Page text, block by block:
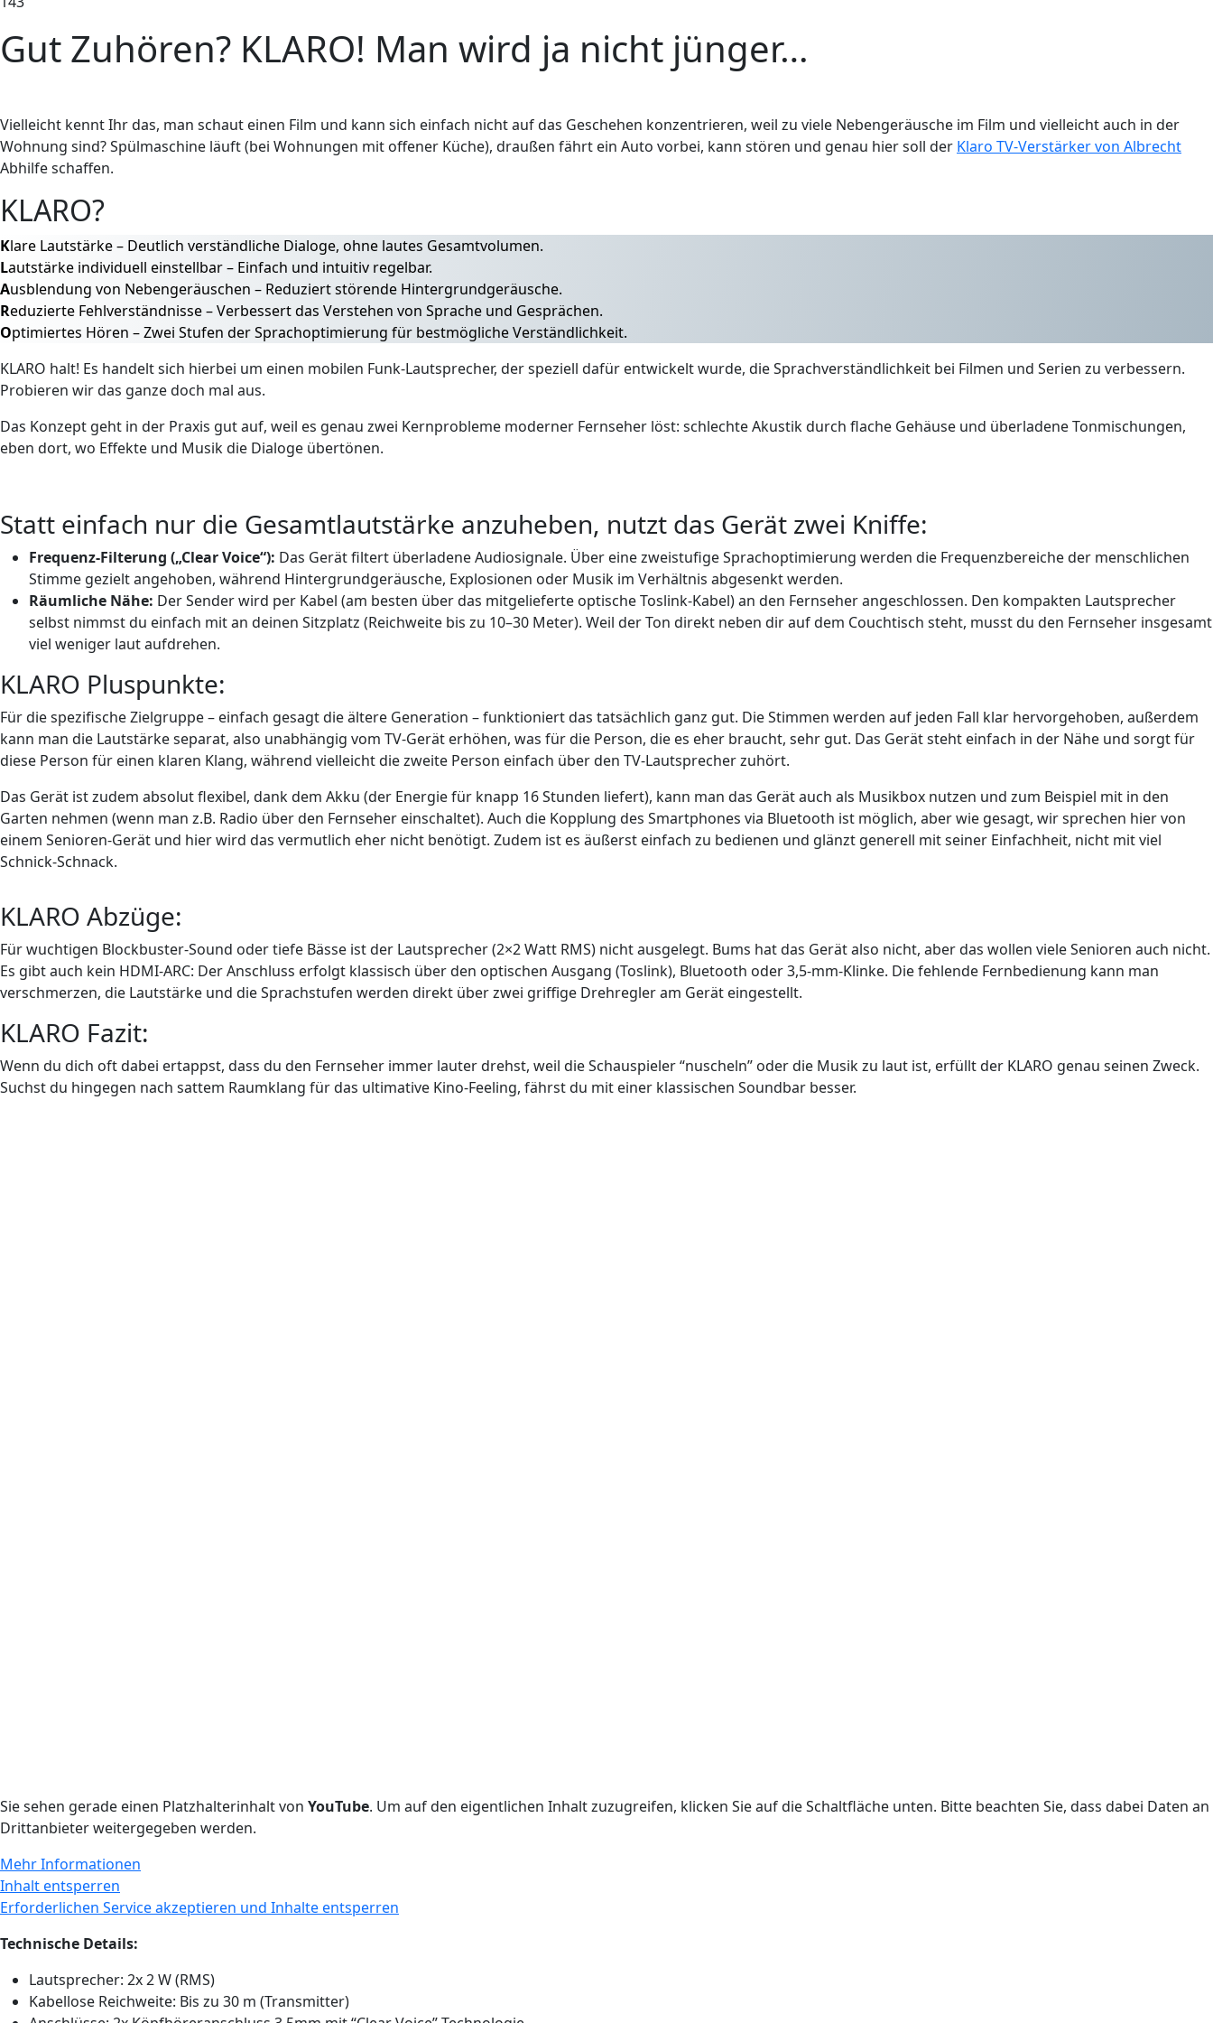
Gut Zuhören? KLARO! Man wird ja nicht jünger…
Vielleicht kennt Ihr das, man schaut einen Film und kann sich einfach nicht auf das Geschehen konzentrieren, weil zu viele Nebengeräusche im Film und vielleicht auch in der
Wohnung sind? Spülmaschine läuft (bei Wohnungen mit offener Küche), draußen fährt ein Auto vorbei, kann stören und genau hier soll der Klaro TV-Verstärker von Albrecht
Abhilfe schaffen.
KLARO?
Klare Lautstärke – Deutlich verständliche Dialoge, ohne lautes Gesamtvolumen.
Lautstärke individuell einstellbar – Einfach und intuitiv regelbar.
Ausblendung von Nebengeräuschen – Reduziert störende Hintergrundgeräusche.
Reduzierte Fehlverständnisse – Verbessert das Verstehen von Sprache und Gesprächen.
Optimiertes Hören – Zwei Stufen der Sprachoptimierung für bestmögliche Verständlichkeit.
KLARO halt! Es handelt sich hierbei um einen mobilen Funk-Lautsprecher, der speziell dafür entwickelt wurde, die Sprachverständlichkeit bei Filmen und Serien zu verbessern.
Probieren wir das ganze doch mal aus.
Das Konzept geht in der Praxis gut auf, weil es genau zwei Kernprobleme moderner Fernseher löst: schlechte Akustik durch flache Gehäuse und überladene Tonmischungen,
eben dort, wo Effekte und Musik die Dialoge übertönen.
Statt einfach nur die Gesamtlautstärke anzuheben, nutzt das Gerät zwei Kniffe:
Frequenz-Filterung („Clear Voice“): Das Gerät filtert überladene Audiosignale. Über eine zweistufige Sprachoptimierung werden die Frequenzbereiche der menschlichen
Stimme gezielt angehoben, während Hintergrundgeräusche, Explosionen oder Musik im Verhältnis abgesenkt werden.
Räumliche Nähe: Der Sender wird per Kabel (am besten über das mitgelieferte optische Toslink-Kabel) an den Fernseher angeschlossen. Den kompakten Lautsprecher
selbst nimmst du einfach mit an deinen Sitzplatz (Reichweite bis zu 10–30 Meter). Weil der Ton direkt neben dir auf dem Couchtisch steht, musst du den Fernseher insgesamt
viel weniger laut aufdrehen.
KLARO Pluspunkte:
Für die spezifische Zielgruppe – einfach gesagt die ältere Generation – funktioniert das tatsächlich ganz gut. Die Stimmen werden auf jeden Fall klar hervorgehoben, außerdem
kann man die Lautstärke separat, also unabhängig vom TV-Gerät erhöhen, was für die Person, die es eher braucht, sehr gut. Das Gerät steht einfach in der Nähe und sorgt für
diese Person für einen klaren Klang, während vielleicht die zweite Person einfach über den TV-Lautsprecher zuhört.
Das Gerät ist zudem absolut flexibel, dank dem Akku (der Energie für knapp 16 Stunden liefert), kann man das Gerät auch als Musikbox nutzen und zum Beispiel mit in den
Garten nehmen (wenn man z.B. Radio über den Fernseher einschaltet). Auch die Kopplung des Smartphones via Bluetooth ist möglich, aber wie gesagt, wir sprechen hier von
einem Senioren-Gerät und hier wird das vermutlich eher nicht benötigt. Zudem ist es äußerst einfach zu bedienen und glänzt generell mit seiner Einfachheit, nicht mit viel
Schnick-Schnack.
KLARO Abzüge:
Für wuchtigen Blockbuster-Sound oder tiefe Bässe ist der Lautsprecher (2×2 Watt RMS) nicht ausgelegt. Bums hat das Gerät also nicht, aber das wollen viele Senioren auch nicht.
Es gibt auch kein HDMI-ARC: Der Anschluss erfolgt klassisch über den optischen Ausgang (Toslink), Bluetooth oder 3,5-mm-Klinke. Die fehlende Fernbedienung kann man
verschmerzen, die Lautstärke und die Sprachstufen werden direkt über zwei griffige Drehregler am Gerät eingestellt.
KLARO Fazit:
Wenn du dich oft dabei ertappst, dass du den Fernseher immer lauter drehst, weil die Schauspieler “nuscheln” oder die Musik zu laut ist, erfüllt der KLARO genau seinen Zweck.
Suchst du hingegen nach sattem Raumklang für das ultimative Kino-Feeling, fährst du mit einer klassischen Soundbar besser.
Sie sehen gerade einen Platzhalterinhalt von YouTube. Um auf den eigentlichen Inhalt zuzugreifen, klicken Sie auf die Schaltfläche unten. Bitte beachten Sie, dass dabei Daten an
Drittanbieter weitergegeben werden.
Mehr Informationen
Inhalt entsperren
Erforderlichen Service akzeptieren und Inhalte entsperren
Technische Details:
Lautsprecher: 2x 2 W (RMS)
Kabellose Reichweite: Bis zu 30 m (Transmitter)